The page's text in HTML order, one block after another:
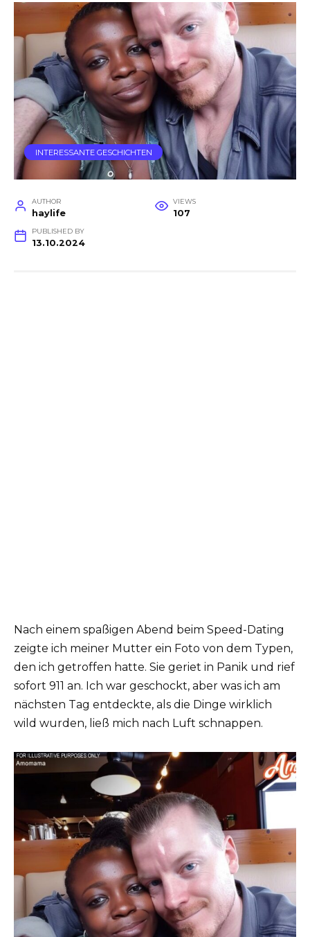
INTERESSANTE GESCHICHTEN
AUTHOR
haylife
VIEWS
107
PUBLISHED BY
13.10.2024
Nach einem spaßigen Abend beim Speed-Dating
zeigte ich meiner Mutter ein Foto von dem Typen,
den ich getroffen hatte. Sie geriet in Panik und rief
sofort 911 an. Ich war geschockt, aber was ich am
nächsten Tag entdeckte, als die Dinge wirklich
wild wurden, ließ mich nach Luft schnappen.